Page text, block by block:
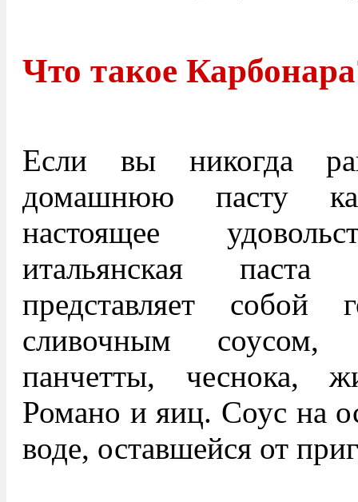
Что такое
Если вы никогда
домашнюю пасту
настоящее
итальянская
представляет собой
сливочным соусом,
панчетты, чеснока,
Романо и яиц. Соус на
воде, оставшейся от